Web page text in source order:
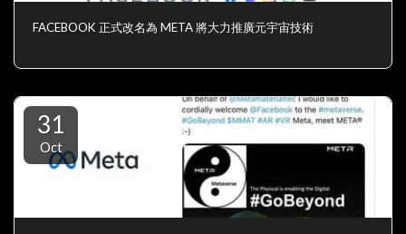
FACEBOOK 正式改名為 META 將大力推廣元宇宙技術
31
Oct